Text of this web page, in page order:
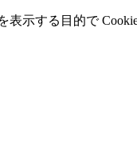
⽰する⽬的で